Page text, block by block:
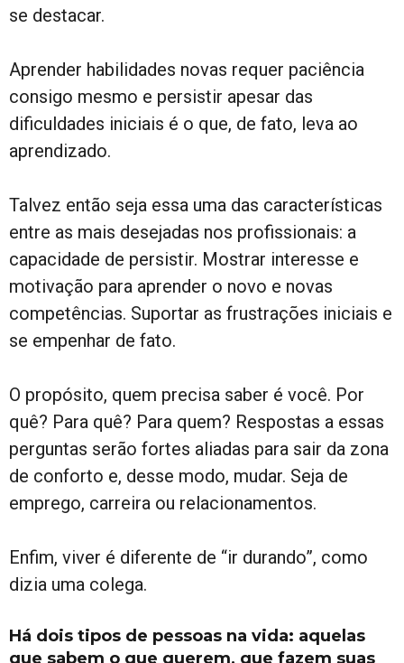
se destacar.
Aprender habilidades novas requer paciência
consigo mesmo e persistir apesar das
dificuldades iniciais é o que, de fato, leva ao
aprendizado.
Talvez então seja essa uma das características
entre as mais desejadas nos profissionais: a
capacidade de persistir. Mostrar interesse e
motivação para aprender o novo e novas
competências. Suportar as frustrações iniciais e
se empenhar de fato.
O propósito, quem precisa saber é você. Por
quê? Para quê? Para quem? Respostas a essas
perguntas serão fortes aliadas para sair da zona
de conforto e, desse modo, mudar. Seja de
emprego, carreira ou relacionamentos.
Enfim, viver é diferente de “ir durando”, como
dizia uma colega.
Há dois tipos de pessoas na vida: aquelas
que sabem o que querem, que fazem suas